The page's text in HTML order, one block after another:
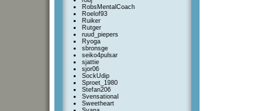
RobsMentalCoach
Roelof93
Ruiker
Rutger
ruud_piepers
Ryoga
sbronsge
seiko4pulsar
sjattie
sjor06
SockUdip
Sproet_1980
Stefan206
SvensationaI
Sweetheart